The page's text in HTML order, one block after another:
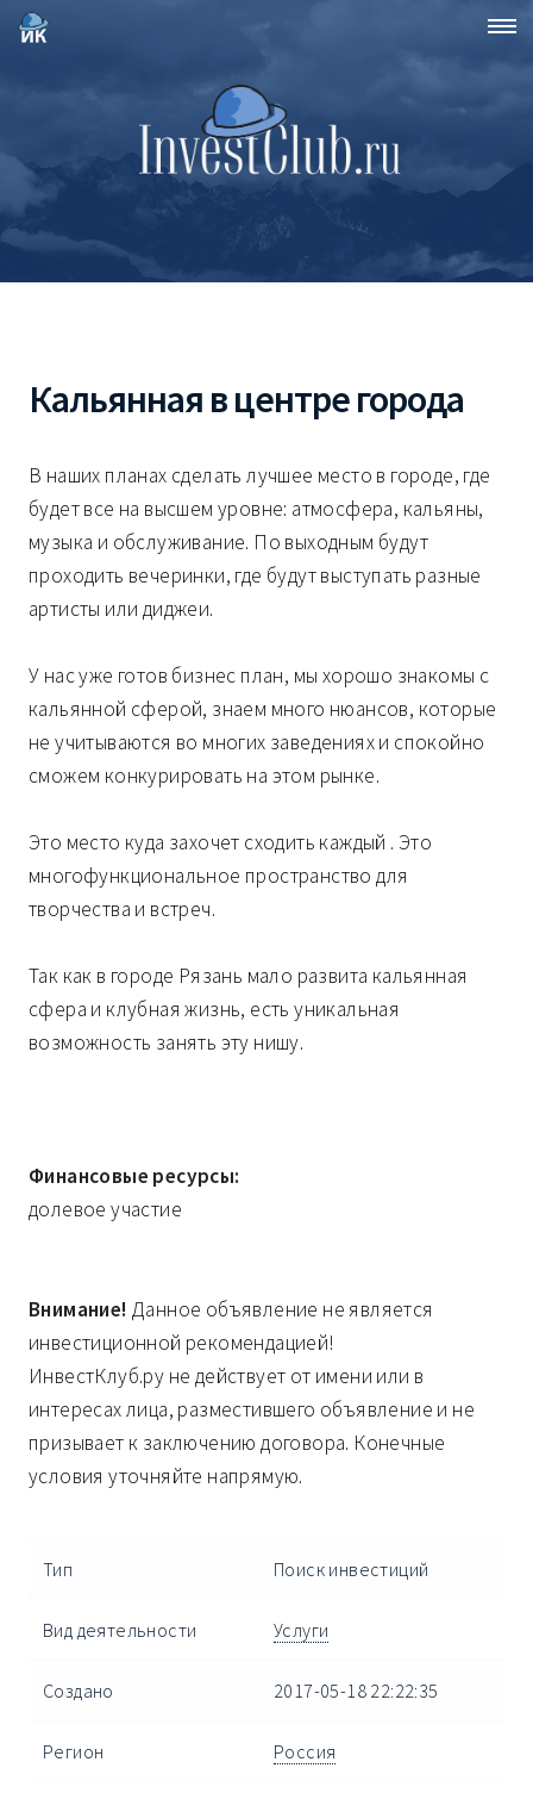
Кальянная в центре города
В наших планах сделать лучшее место в городе, где
будет все на высшем уровне: атмосфера, кальяны,
музыка и обслуживание. По выходным будут
проходить вечеринки, где будут выступать разные
артисты или диджеи.
У нас уже готов бизнес план, мы хорошо знакомы с
кальянной сферой, знаем много нюансов, которые
не учитываются во многих заведениях и спокойно
сможем конкурировать на этом рынке.
Это место куда захочет сходить каждый . Это
многофункциональное пространство для
творчества и встреч.
Так как в городе Рязань мало развита кальянная
сфера и клубная жизнь, есть уникальная
возможность занять эту нишу.
Финансовые ресурсы:
долевое участие
Внимание! Данное объявление не является
инвестиционной рекомендацией!
ИнвестКлуб.ру не действует от имени или в
интересах лица, разместившего объявление и не
призывает к заключению договора. Конечные
условия уточняйте напрямую.
Тип Поиск инвестиций
Вид деятельности Услуги
Создано 2017-05-18 22:22:35
Регион Россия